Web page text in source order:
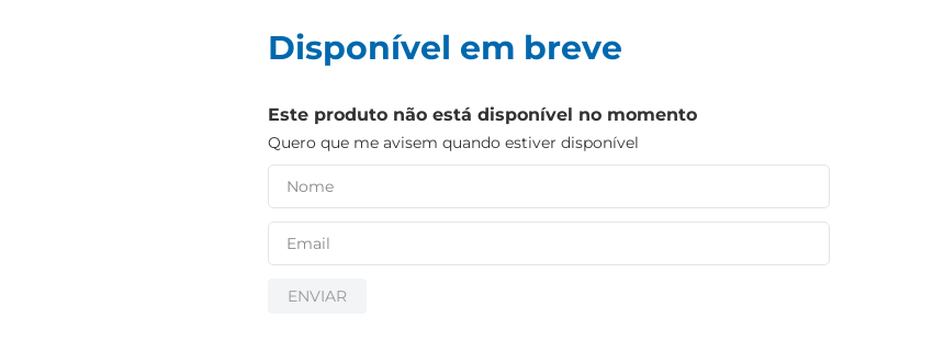
Disponível em breve
Este produto não está disponível no momento
Quero que me avisem quando estiver disponível
ENVIAR